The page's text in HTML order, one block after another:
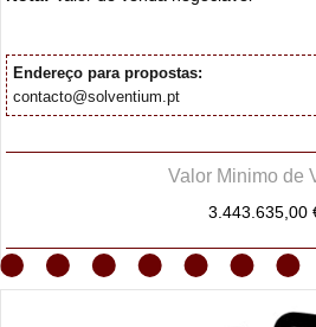
Endereço para propostas:
contacto@solventium.pt
Valor Minimo de
3.443.635,00